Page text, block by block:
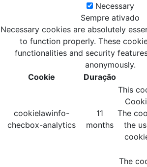
Necessary
Sempre ativado
Necessary cookies are absolutely
to function properly. These
functionalities and security
anonymously.
Cookie
Duração
cookielawinfo-
checbox-analytics
11
months
This
The
the
The